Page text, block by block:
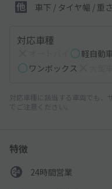
車下 / タイヤ幅 / 重さ
対応車種
軽自動
ワンボックス
対応車種に該当する車両でも、
でご注意ください。
特徴
24時間営業